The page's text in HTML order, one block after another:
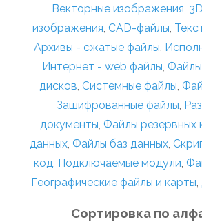
Векторные изображения,
изображения, CAD-файлы,
Архивы - сжатые файлы,
Интернет - web файлы, Файлы
дисков, Системные файлы,
Зашифрованные файлы,
документы, Файлы резервных
данных, Файлы баз данных,
код, Подключаемые модули,
Географические файлы и карты,
Сортировка по